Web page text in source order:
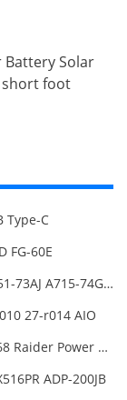
Battery Solar
short foot
Type-C
FG-60E
ADP-135NB B voor Acer Nitro 7 AN715-51-73AJ A715-74G-52B0 Notebook
27-r014 AIO
ADP-330GB_D A20-330P1A voor MSI GE68 Raider Power Supply
ADP-200JB